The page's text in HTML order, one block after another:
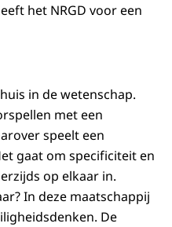
het NRGD voor een
in de wetenschap.
met een
speelt een
gaat om specificiteit en
op elkaar in.
In deze maatschappij
De